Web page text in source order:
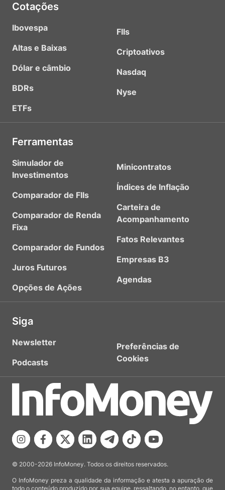
Cotações
Ibovespa
Altas e Baixas
Dólar e câmbio
BDRs
ETFs
FIIs
Criptoativos
Nasdaq
Nyse
Ferramentas
Simulador de
Investimentos
Comparador de FIIs
Comparador de Renda
Fixa
Comparador de Fundos
Juros Futuros
Opções de Ações
Minicontratos
Índices de Inflação
Carteira de
Acompanhamento
Fatos Relevantes
Empresas B3
Agendas
Siga
Newsletter
Podcasts
Preferências de
Cookies
© 2000-2026 InfoMoney. Todos os direitos reservados.
O InfoMoney preza a qualidade da informação e atesta a apuração de
todo o conteúdo produzido por sua equipe, ressaltando, no entanto, que